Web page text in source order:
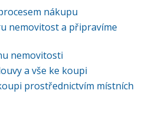
nákupu
nemovitost a připravíme
nemovitosti
a vše ke koupi
prostřednictvím místních